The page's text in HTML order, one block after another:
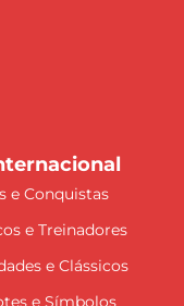
e Conquistas
e Treinadores
e Clássicos
e Símbolos